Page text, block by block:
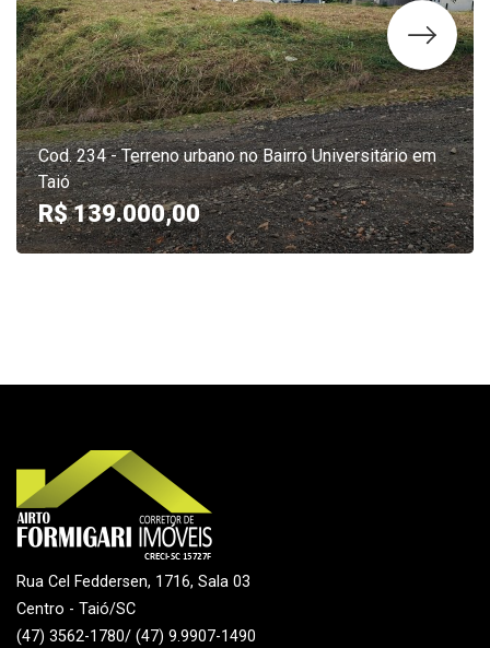
Cod. 234 - Terreno urbano no Bairro Universitário em
Taió
R$ 139.000,00
Rua Cel Feddersen, 1716, Sala 03
Centro - Taió/SC
(47) 3562-1780/ (47) 9.9907-1490